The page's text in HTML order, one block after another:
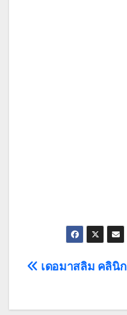
Post
เดอมาสลิม คลินิก